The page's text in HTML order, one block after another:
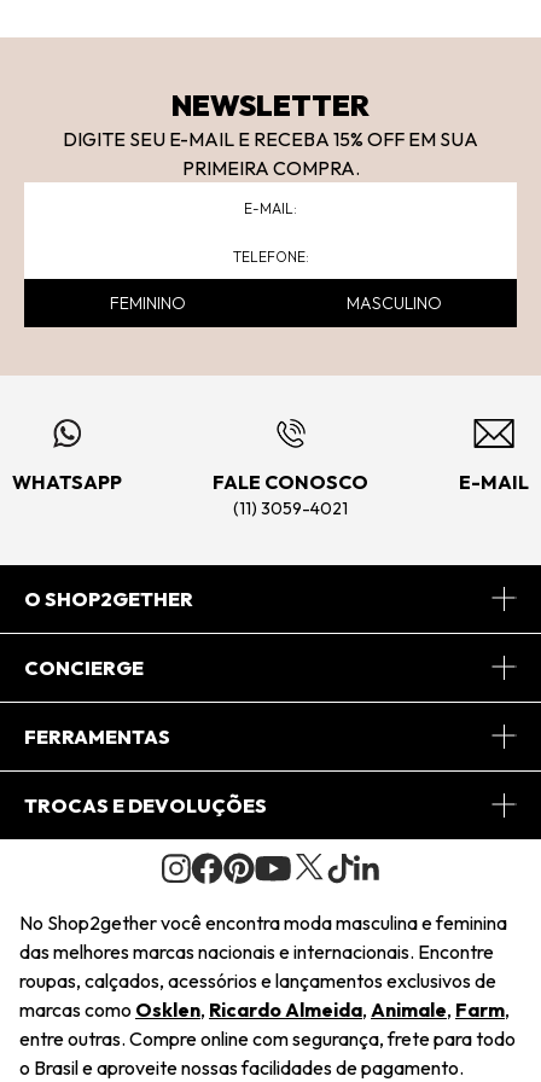
NEWSLETTER
DIGITE SEU E-MAIL E RECEBA 15% OFF EM SUA
PRIMEIRA COMPRA.
FEMININO MASCULINO
WHATSAPP FALE CONOSCO
(11) 3059-4021
E-MAIL
O SHOP2GETHER
Sobre Nós
Journal
Saiu na Mídia
Sustentabilidade
CONCIERGE
Central de Relacionamento
Regulamento e Promoções
FERRAMENTAS
Minha Conta
Pedido de Presente
Wishlist
TROCAS E DEVOLUÇÕES
Condições Gerais
Troca Fácil
Restituição de Pagamento
Dúvidas Frequentes
No Shop2gether você encontra moda masculina e feminina
das melhores marcas nacionais e internacionais. Encontre
roupas, calçados, acessórios e lançamentos exclusivos de
marcas como Osklen, Ricardo Almeida, Animale, Farm,
entre outras. Compre online com segurança, frete para todo
o Brasil e aproveite nossas facilidades de pagamento.